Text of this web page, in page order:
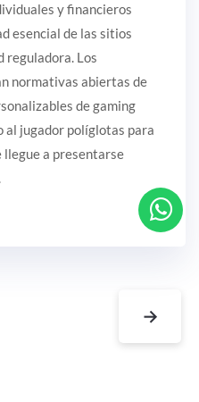
y financieros
esencial de las sitios
reguladora. Los
normativas abiertas de
de gaming
al jugador políglotas para
llegue a presentarse
→